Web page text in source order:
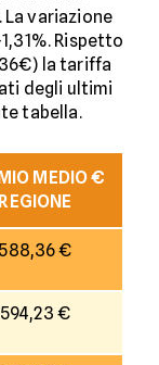
. La variazione
Rispetto
la tariffa
degli ultimi
tabella.
MEDIO €
REGIONE
588,36 €
594,23 €